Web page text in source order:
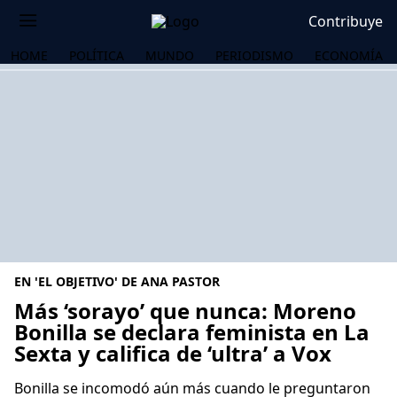
Contribuye
HOME POLÍTICA MUNDO PERIODISMO ECONOMÍA
EN 'EL OBJETIVO' DE ANA PASTOR
Más ‘sorayo’ que nunca: Moreno
Bonilla se declara feminista en La
Sexta y califica de ‘ultra’ a Vox
Bonilla se incomodó aún más cuando le preguntaron